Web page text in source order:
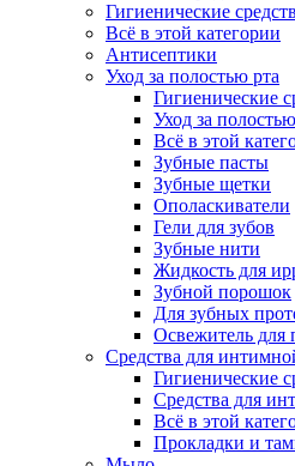
Гигиенические
Всё в этой категории
Антисептики
Уход за полостью рта
Гигиенические
Уход за
Всё в этой
Зубные пасты
Зубные щетки
Ополаскиватели
Гели для зубов
Зубные нити
Жидкость для
Зубной порошок
Для зубных
Освежитель для
Средства для
Гигиенические
Средства для
Всё в этой
Прокладки и